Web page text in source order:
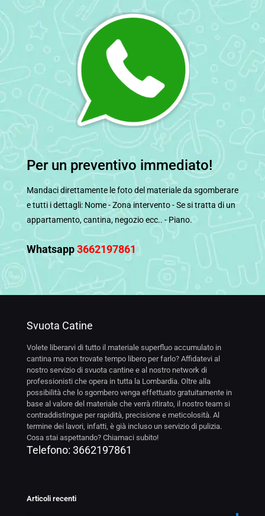
Per un preventivo immediato!
Mandaci direttamente le foto del materiale da sgomberare
e tutti i dettagli: Nome - Zona intervento - Se si tratta di un
appartamento, cantina, negozio ecc.. - Piano.
Whatsapp3662197861
Svuota Catine
Volete liberarvi di tutto il materiale superfluo accumulato in
cantina ma non trovate tempo libero per farlo? Affidatevi al
nostro servizio di svuota cantine e al nostro network di
professionisti che opera in tutta la Lombardia. Oltre alla
possibilità che lo sgombero venga effettuato gratuitamente in
base al valore del materiale che verrà ritirato, il nostro team si
contraddistingue per rapidità, precisione e meticolosità. Al
termine dei lavori, infatti, è già incluso un servizio di pulizia.
Cosa stai aspettando? Chiamaci subito!
Telefono: 3662197861
Articoli recenti